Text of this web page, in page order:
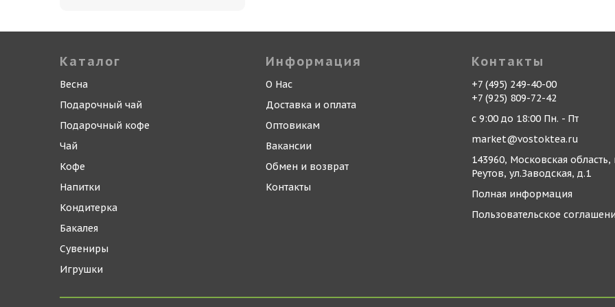
Каталог
Весна
Подарочный чай
Подарочный кофе
Чай
Кофе
Напитки
Кондитерка
Бакалея
Сувениры
Игрушки
Информация
О Нас
Доставка и оплата
Оптовикам
Вакансии
Обмен и возврат
Контакты
Контакты
+7 (495) 249-40-00
+7 (925) 809-72-42
с 9:00 до 18:00 Пн. - Пт
market@vostoktea.ru
143960, Московская область,
Реутов, ул.Заводская, д.1
Полная информация
Пользовательское